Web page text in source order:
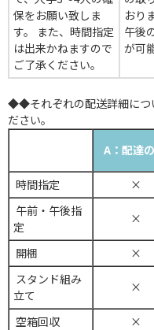
保をお願い致しま
す。 また、時間指定
は出来かねますので
ご了承ください。
おり
午後
が可
◆◆それぞれの配送詳細につ
ださい。
A：配達
時間指定
×
午前・午後指
定
×
開梱 ×
スタンド組み
立て
×
空箱回収 ×